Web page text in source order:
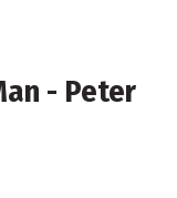
- Peter